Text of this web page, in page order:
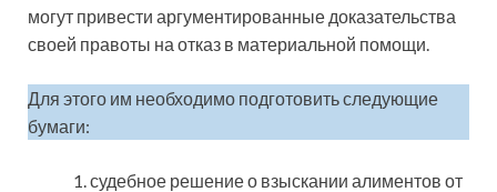
могут привести аргументированные доказательства
своей правоты на отказ в материальной помощи.
Для этого им необходимо подготовить следующие
бумаги:
судебное решение о взыскании алиментов от